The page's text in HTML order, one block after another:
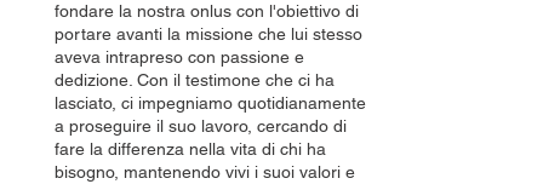
fondare la nostra onlus con l'obiettivo di
portare avanti la missione che lui stesso
aveva intrapreso con passione e
dedizione. Con il testimone che ci ha
lasciato, ci impegniamo quotidianamente
a proseguire il suo lavoro, cercando di
fare la differenza nella vita di chi ha
bisogno, mantenendo vivi i suoi valori e